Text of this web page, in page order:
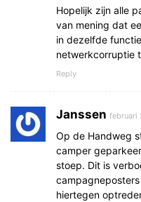
Hopelijk zijn alle
van mening dat
in dezelfde
netwerkcorruptie
Reply
Janssen februari
Op de Handweg
camper
stoep. Dit is
hiertegen